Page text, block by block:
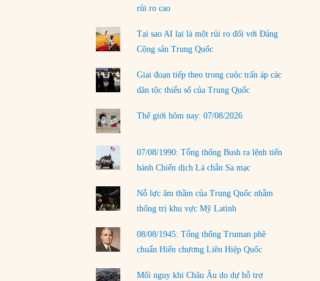
Làm thế nào để kết thúc Chiến tranh Iran?
LOAD MORE
rủi ro cao
Tại sao AI lại là một rủi ro đối với Đảng
Cộng sản Trung Quốc
Giai đoạn tiếp theo trong cuộc trấn áp các
dân tộc thiểu số của Trung Quốc
Thế giới hôm nay: 07/08/2026
07/08/1990: Tổng thống Bush ra lệnh tiến
hành Chiến dịch Lá chắn Sa mạc
Nỗ lực âm thầm của Trung Quốc nhằm
thống trị khu vực Mỹ Latinh
08/08/1945: Tổng thống Truman phê
chuẩn Hiến chương Liên Hiệp Quốc
Mối nguy khi Châu Âu do dự hỗ trợ